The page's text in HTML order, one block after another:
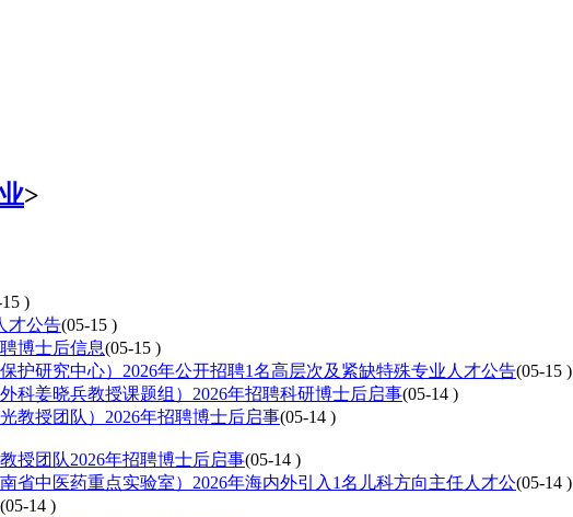
>
)
才公告(05-15 )
博士后信息(05-15 )
护研究中心）2026年公开招聘1名高层次及紧缺特殊专业人才公告(05-15 )
科姜晓兵教授课题组）2026年招聘科研博士后启事(05-14 )
教授团队）2026年招聘博士后启事(05-14 )
授团队2026年招聘博士后启事(05-14 )
省中医药重点实验室）2026年海内外引入1名儿科方向主任人才公(05-14 )
(05-14 )